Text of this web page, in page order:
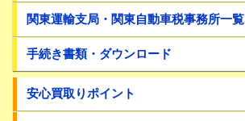
関東運輸支局・関東自動車税事務所一覧
手続き書類・ダウンロード
安心買取りポイント